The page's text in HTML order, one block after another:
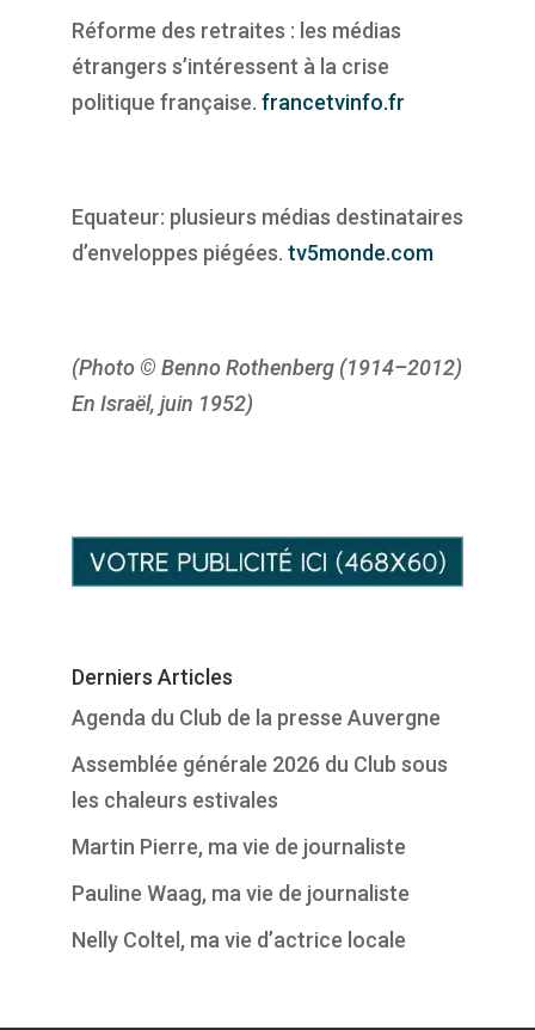
Réforme des retraites : les médias
étrangers s’intéressent à la crise
politique française. francetvinfo.fr
Equateur: plusieurs médias destinataires
d’enveloppes piégées. tv5monde.com
(Photo © Benno Rothenberg (1914–2012)
En Israël, juin 1952)
Derniers Articles
Agenda du Club de la presse Auvergne
Assemblée générale 2026 du Club sous
les chaleurs estivales
Martin Pierre, ma vie de journaliste
Pauline Waag, ma vie de journaliste
Nelly Coltel, ma vie d’actrice locale